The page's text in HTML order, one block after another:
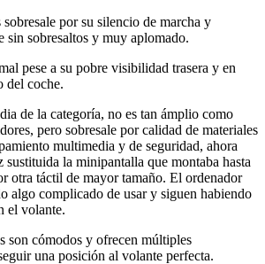
por su silencio de marcha y
sin sobresaltos y muy aplomado.
pese a su pobre visibilidad trasera y en
del coche.
de la categoría, no es tan ámplio como
pero sobresale por calidad de materiales
multimedia y de seguridad, ahora
la minipantalla que montaba hasta
otra táctil de mayor tamaño. El ordenador
algo complicado de usar y siguen habiendo
el volante.
son cómodos y ofrecen múltiples
una posición al volante perfecta.